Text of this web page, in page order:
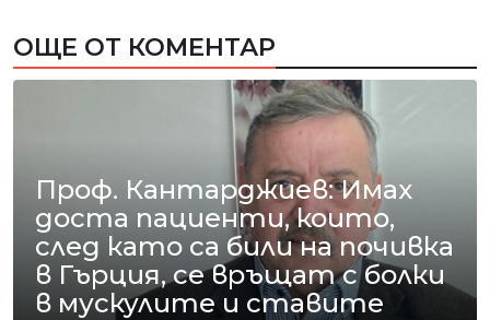
ОЩЕ ОТ КОМЕНТАР
Проф. Кантарджиев: Имах
доста пациенти, които,
след като са били на почивка
в Гърция, се връщат с болки
в мускулите и ставите